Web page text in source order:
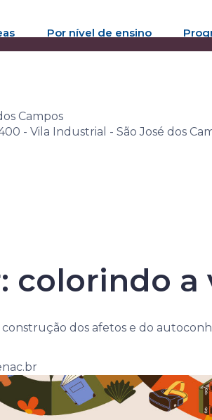
Por nível de ensino
Senac
Campos
- Vila Industrial - São José dos
colorindo
dos afetos e do